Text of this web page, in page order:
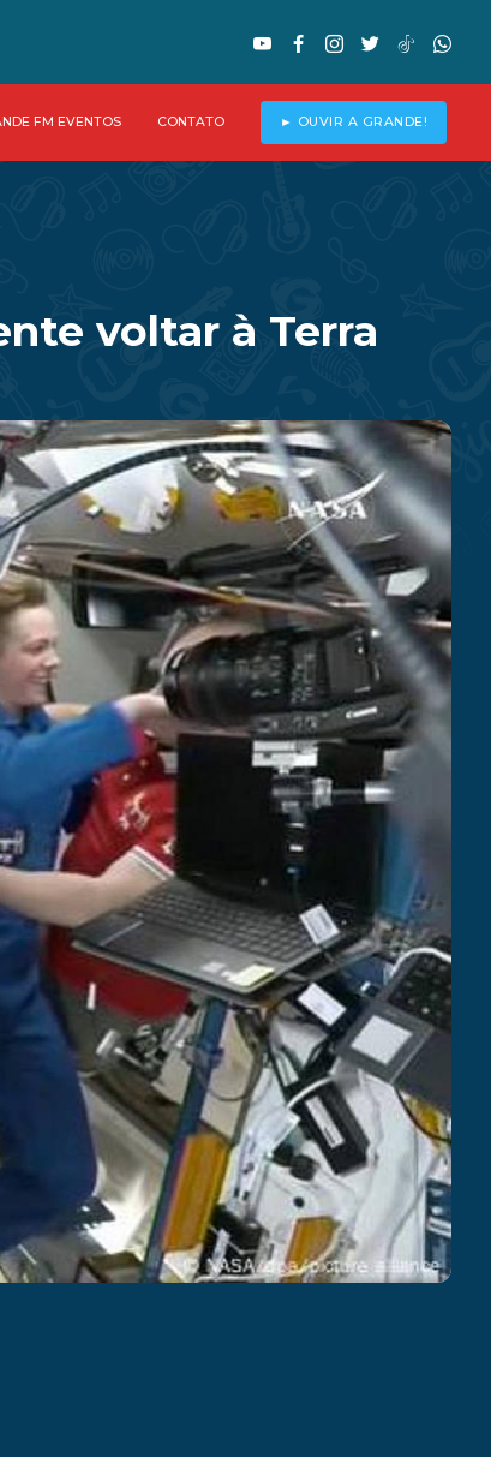
FM EVENTOS CONTATO ► OUVIR A GRANDE!
voltar à Terra